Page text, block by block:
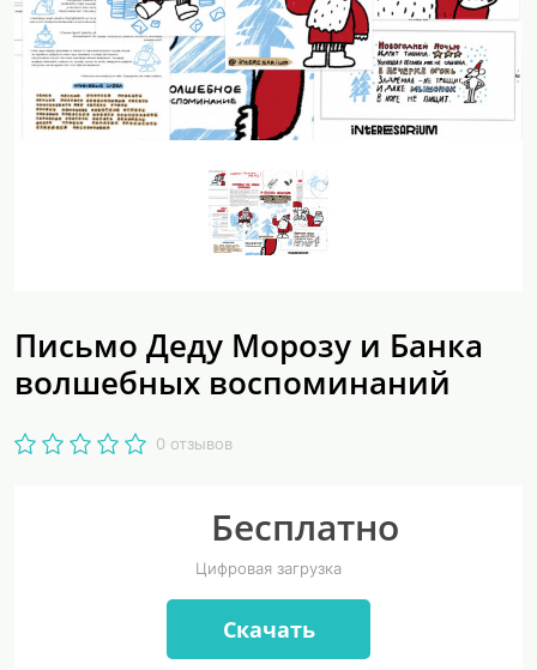
Письмо Деду Морозу и Банка
волшебных воспоминаний
0 отзывов
Бесплатно
Цифровая загрузка
Скачать